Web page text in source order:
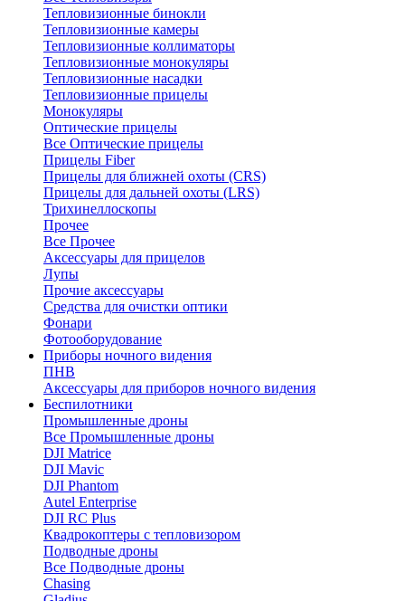
Тепловизионные бинокли
Тепловизионные камеры
Тепловизионные коллиматоры
Тепловизионные монокуляры
Тепловизионные насадки
Тепловизионные прицелы
Монокуляры
Оптические прицелы
Все Оптические прицелы
Прицелы Fiber
Прицелы для ближней охоты (CRS)
Прицелы для дальней охоты (LRS)
Трихинеллоскопы
Прочее
Все Прочее
Аксессуары для прицелов
Лупы
Прочие аксессуары
Средства для очистки оптики
Фонари
Фотооборудование
Приборы ночного видения
ПНВ
Аксессуары для приборов ночного видения
Беспилотники
Промышленные дроны
Все Промышленные дроны
DJI Matrice
DJI Mavic
DJI Phantom
Autel Enterprise
DJI RC Plus
Квадрокоптеры с тепловизором
Подводные дроны
Все Подводные дроны
Chasing